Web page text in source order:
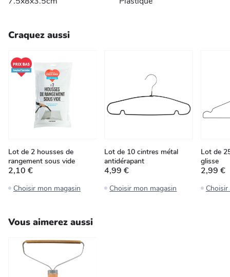
Craquez aussi
Lot de 2 housses de
rangement sous vide
2,10 €
Choisir mon magasin
Lot de 10 cintres métal
antidérapant
4,99 €
Choisir mon magasin
Lot de
glisse
2,99 €
Vous aimerez aussi